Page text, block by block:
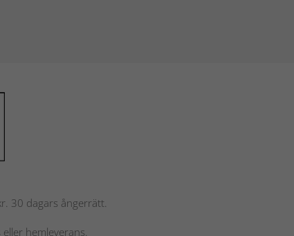
30 dagars ångerrätt.
hemleverans.